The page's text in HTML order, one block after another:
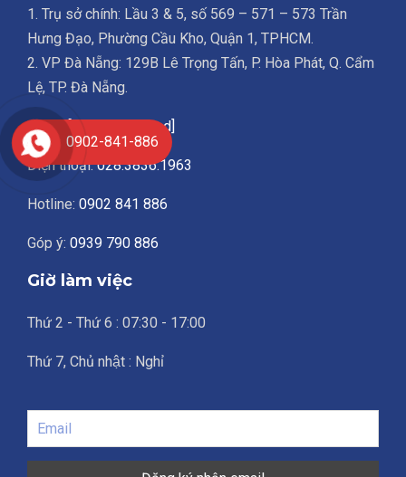
1. Trụ sở chính: Lầu 3 & 5, số 569 – 571 – 573 Trần
Hưng Đạo, Phường Cầu Kho, Quận 1, TPHCM.
2. VP Đà Nẵng: 129B Lê Trọng Tấn, P. Hòa Phát, Q. Cẩm
Lệ, TP. Đà Nẵng.
Email:[email protected]
Điện thoại:028.3836.1963
Hotline: 0902 841 886
Góp ý: 0939 790 886
Giờ làm việc
Thứ 2 - Thứ 6 : 07:30 - 17:00
Thứ 7, Chủ nhật : Nghỉ
0902-841-886